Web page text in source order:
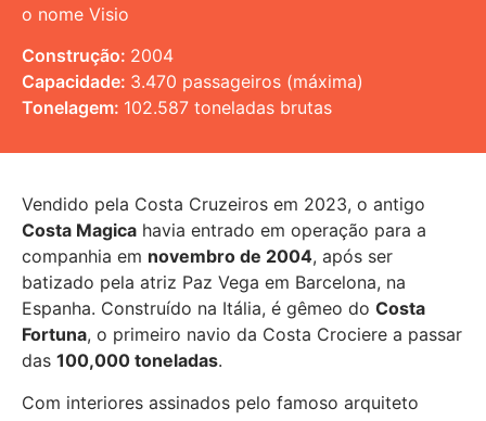
o nome Visio
Construção: 2004
Capacidade: 3.470 passageiros (máxima)
Tonelagem: 102.587 toneladas brutas
Vendido pela Costa Cruzeiros em 2023, o antigo
Costa Magica havia entrado em operação para a
companhia em novembro de 2004, após ser
batizado pela atriz Paz Vega em Barcelona, na
Espanha. Construído na Itália, é gêmeo do Costa
Fortuna, o primeiro navio da Costa Crociere a passar
das 100,000 toneladas.
Com interiores assinados pelo famoso arquiteto